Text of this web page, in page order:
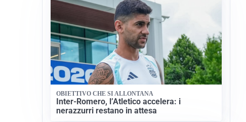
OBIETTIVO CHE SI ALLONTANA
Inter-Romero, l’Atletico accelera: i
nerazzurri restano in attesa